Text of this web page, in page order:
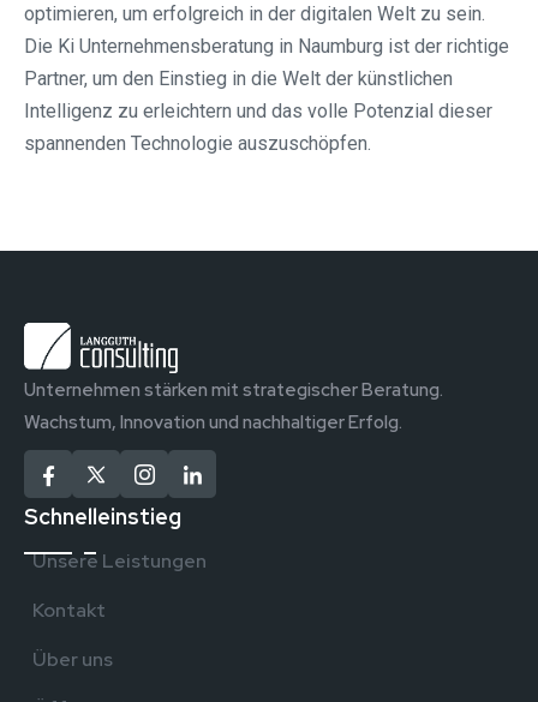
optimieren, um erfolgreich in der digitalen Welt zu sein.
Die Ki Unternehmensberatung in Naumburg ist der richtige
Partner, um den Einstieg in die Welt der künstlichen
Intelligenz zu erleichtern und das volle Potenzial dieser
spannenden Technologie auszuschöpfen.
Unternehmen stärken mit strategischer Beratung.
Wachstum, Innovation und nachhaltiger Erfolg.
Schnelleinstieg
Unsere Leistungen
Kontakt
Über uns